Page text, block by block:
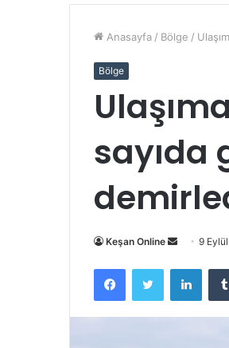
Anasayfa / Bölge /
Bölge
sayıda
Keşan Online
Bir
posta
göndermek
9
FacebookTwitter